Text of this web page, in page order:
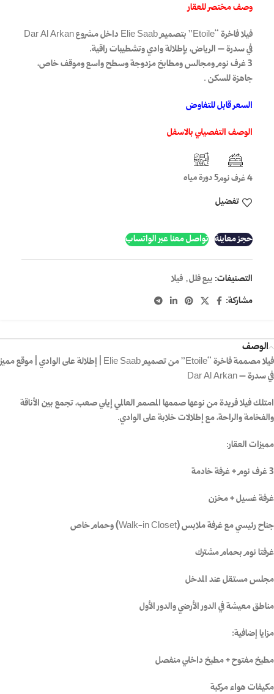
وصف مختصر للعقار
فيلا فاخرة “Etoile” بتصميم
Elie Saab داخل مشروعDar Al Arkan
في سدرة –الرياض، بإطلالة وادي وتشطيبات راقية.
3 غرف نوم ومجالس ومطابخ مزدوجة وسطح واسع وموقف خاص،
جاهزة للسكن .
السعر قابل للتفاوض
الوصف التفصيلي بالاسفل
4 غرف نوم 5 دورة مياه
تفضيل
حجز معاينة تواصل معنا عبر الواتساب
التصنيفات: بيع فلل, فيلا
مشاركة:
الوصف
فيلا مصممة فاخرة “Etoile” من تصميم Elie Saab | إطلالة على الوادي | موقع مميز
في سدرة –Dar Al Arkan
امتلك فيلا فريدة من نوعها صممها المصمم العالمي إيلي صعب، تجمع بين الأناقة
والفخامة والراحة، مع إطلالات خلابة على الوادي.
مميزات العقار:
3 غرف نوم + غرفة خادمة
غرفة غسيل + مخزن
جناح رئيسي مع غرفة ملابس (Walk-in Closet) وحمام خاص
غرفتا نوم بحمام مشترك
مجلس مستقل عند المدخل
مناطق معيشة في الدور الأرضي والدور الأول
مزايا إضافية:
مطبخ مفتوح + مطبخ داخلي منفصل
مكيفات هواء مركبة